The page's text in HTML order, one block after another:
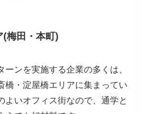
(梅田・本町)
ーンを実施する企業の多くは、
橋・淀屋橋エリアに集まってい
よいオフィス街なので、通学と